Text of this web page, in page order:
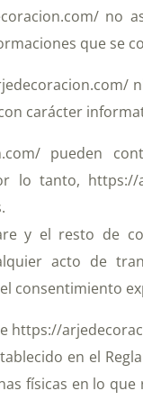
no
que se
carácter
pueden
lo tanto,
y el resto de
acto de
consentimiento
https://
en el
físicas en lo